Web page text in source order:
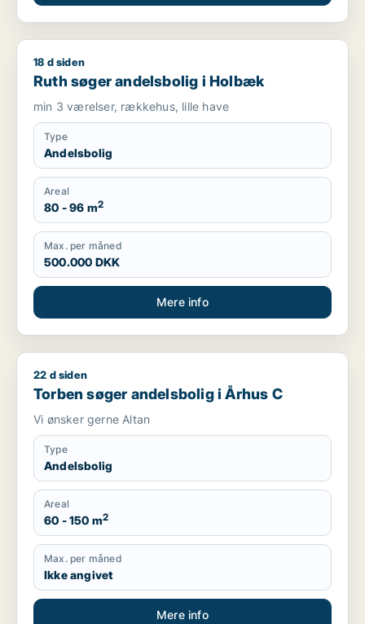
Ruth søger andelsbolig i Holbæk
18 d siden
Ruth søger andelsbolig i Holbæk
min 3 værelser, rækkehus, lille have
Type
Andelsbolig
Areal
80 - 96 m2
Max. per måned
500.000 DKK
Mere info
Torben søger andelsbolig i Århus C
22 d siden
Torben søger andelsbolig i Århus C
Vi ønsker gerne Altan
Type
Andelsbolig
Areal
60 - 150 m2
Max. per måned
Ikke angivet
Mere info